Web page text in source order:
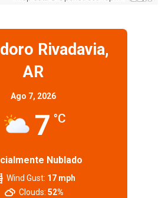
Rivadavia,
AR
Ago 7, 2026
7 °C
Nublado
Wind Gust: 17 mph
Clouds: 52%